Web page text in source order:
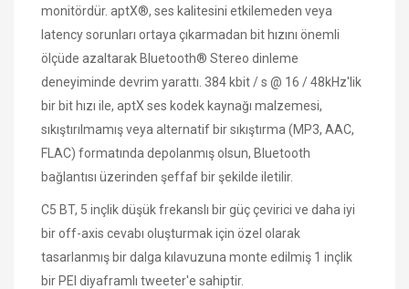
monitördür. aptX®, ses kalitesini etkilemeden veya
latency sorunları ortaya çıkarmadan bit hızını önemli
ölçüde azaltarak Bluetooth® Stereo dinleme
deneyiminde devrim yarattı. 384 kbit / s @ 16 / 48kHz'lik
bir bit hızı ile, aptX ses kodek kaynağı malzemesi,
sıkıştırılmamış veya alternatif bir sıkıştırma (MP3, AAC,
FLAC) formatında depolanmış olsun, Bluetooth
bağlantısı üzerinden şeffaf bir şekilde iletilir.
C5 BT, 5 inçlik düşük frekanslı bir güç çevirici ​​ve daha iyi
bir off-axis cevabı oluşturmak için özel olarak
tasarlanmış bir dalga kılavuzuna monte edilmiş 1 inçlik
bir PEI diyaframlı tweeter'e sahiptir.